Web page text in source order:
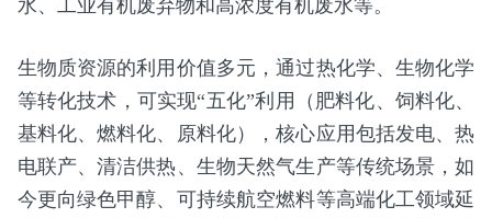
水、工业有机废弃物和高浓度有机废水等。
生物质资源的利用价值多元，通过热化学、生物化学
等转化技术，可实现“五化”利用（肥料化、饲料化、
基料化、燃料化、原料化），核心应用包括发电、热
电联产、清洁供热、生物天然气生产等传统场景，如
今更向绿色甲醇、可持续航空燃料等高端化工领域延